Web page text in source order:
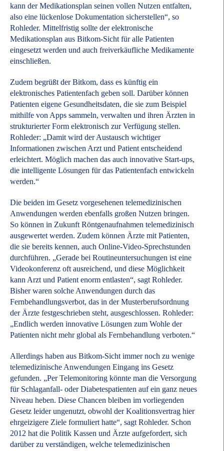
kann der Medikationsplan seinen vollen Nutzen entfalten,
also eine lückenlose Dokumentation sicherstellen“, so
Rohleder. Mittelfristig sollte der elektronische
Medikationsplan aus Bitkom-Sicht für alle Patienten
eingesetzt werden und auch freiverkäufliche Medikamente
einschließen.
Zudem begrüßt der Bitkom, dass es künftig ein
elektronisches Patientenfach geben soll. Darüber können
Patienten eigene Gesundheitsdaten, die sie zum Beispiel
mithilfe von Apps sammeln, verwalten und ihren Ärzten in
strukturierter Form elektronisch zur Verfügung stellen.
Rohleder: „Damit wird der Austausch wichtiger
Informationen zwischen Arzt und Patient entscheidend
erleichtert. Möglich machen das auch innovative Start-ups,
die intelligente Lösungen für das Patientenfach entwickeln
werden.“
Die beiden im Gesetz vorgesehenen telemedizinischen
Anwendungen werden ebenfalls großen Nutzen bringen.
So können in Zukunft Röntgenaufnahmen telemedizinisch
ausgewertet werden. Zudem können Ärzte mit Patienten,
die sie bereits kennen, auch Online-Video-Sprechstunden
durchführen. „Gerade bei Routineuntersuchungen ist eine
Videokonferenz oft ausreichend, und diese Möglichkeit
kann Arzt und Patient enorm entlasten“, sagt Rohleder.
Bisher waren solche Anwendungen durch das
Fernbehandlungsverbot, das in der Musterberufsordnung
der Ärzte festgeschrieben steht, ausgeschlossen. Rohleder:
„Endlich werden innovative Lösungen zum Wohle der
Patienten nicht mehr global als Fernbehandlung verboten.“
Allerdings haben aus Bitkom-Sicht immer noch zu wenige
telemedizinische Anwendungen Eingang ins Gesetz
gefunden. „Per Telemonitoring könnte man die Versorgung
für Schlaganfall- oder Diabetespatienten auf ein ganz neues
Niveau heben. Diese Chancen bleiben im vorliegenden
Gesetz leider ungenutzt, obwohl der Koalitionsvertrag hier
ehrgeizigere Ziele formuliert hatte“, sagt Rohleder. Schon
2012 hat die Politik Kassen und Ärzte aufgefordert, sich
darüber zu verständigen, welche telemedizinischen